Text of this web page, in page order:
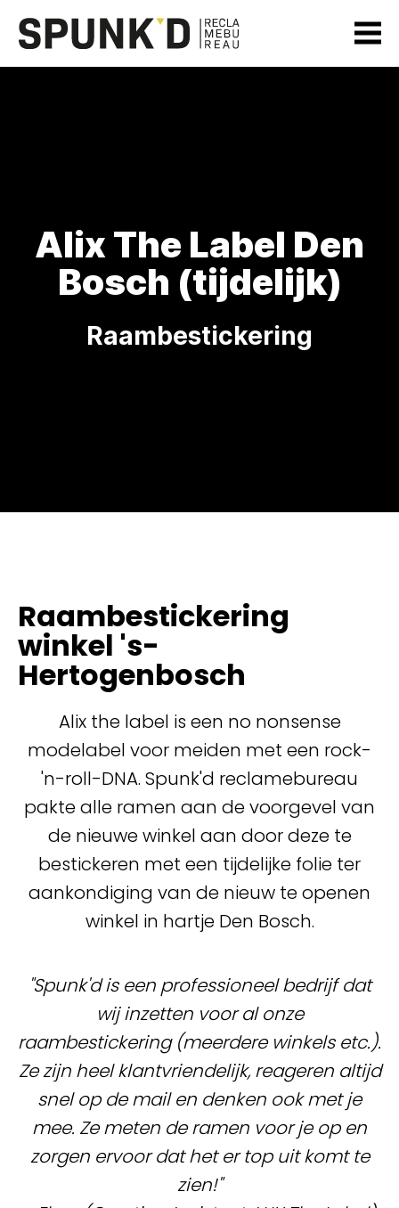
Alix The Label Den
Bosch (tijdelijk)
Raambestickering
Raambestickering
winkel 's-
Hertogenbosch
Alix the label is een no nonsense
modelabel voor meiden met een rock-
'n-roll-DNA. Spunk'd reclamebureau
pakte alle ramen aan de voorgevel van
de nieuwe winkel aan door deze te
bestickeren met een tijdelijke folie ter
aankondiging van de nieuw te openen
winkel in hartje Den Bosch.
"Spunk'd is een professioneel bedrijf dat
wij inzetten voor al onze
raambestickering (meerdere winkels etc.).
Ze zijn heel klantvriendelijk, reageren altijd
snel op de mail en denken ook met je
mee. Ze meten de ramen voor je op en
zorgen ervoor dat het er top uit komt te
zien!"